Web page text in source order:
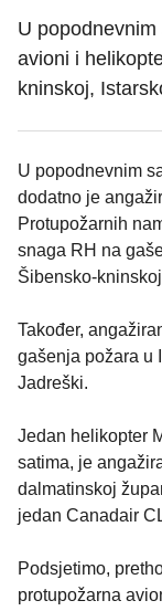
U
avioni i
kninskoj,
U popodnevnim
dodatno je
Protupožarnih
snaga RH na
Šibensko-
Također,
gašenja požara u
Jadreški.
Jedan helikopter
satima, je
dalmatinskoj
jedan Canadair
Podsjetimo,
protupožarna